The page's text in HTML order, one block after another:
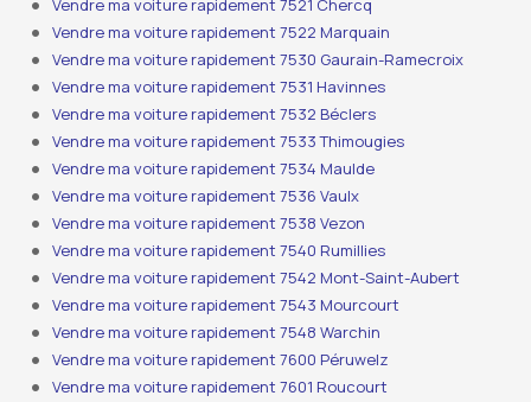
Vendre ma voiture rapidement 7521 Chercq
Vendre ma voiture rapidement 7522 Marquain
Vendre ma voiture rapidement 7530 Gaurain-Ramecroix
Vendre ma voiture rapidement 7531 Havinnes
Vendre ma voiture rapidement 7532 Béclers
Vendre ma voiture rapidement 7533 Thimougies
Vendre ma voiture rapidement 7534 Maulde
Vendre ma voiture rapidement 7536 Vaulx
Vendre ma voiture rapidement 7538 Vezon
Vendre ma voiture rapidement 7540 Rumillies
Vendre ma voiture rapidement 7542 Mont-Saint-Aubert
Vendre ma voiture rapidement 7543 Mourcourt
Vendre ma voiture rapidement 7548 Warchin
Vendre ma voiture rapidement 7600 Péruwelz
Vendre ma voiture rapidement 7601 Roucourt